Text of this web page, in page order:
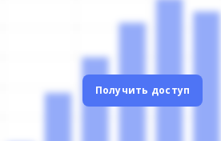
Получить доступ